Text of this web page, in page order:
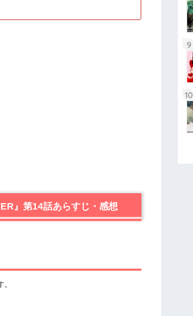
』第14話あらすじ・感想
9
10